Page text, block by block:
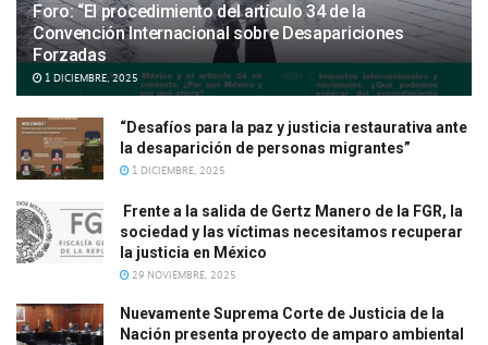
Foro: “El procedimiento del artículo 34 de la
Convención Internacional sobre Desapariciones
Forzadas
1 DICIEMBRE, 2025
“Desafíos para la paz y justicia restaurativa ante
la desaparición de personas migrantes”
1 DICIEMBRE, 2025
Frente a la salida de Gertz Manero de la FGR, la
sociedad y las víctimas necesitamos recuperar
la justicia en México
29 NOVIEMBRE, 2025
Nuevamente Suprema Corte de Justicia de la
Nación presenta proyecto de amparo ambiental